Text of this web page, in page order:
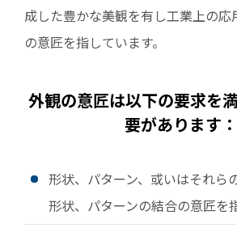
成した豊かな美観を有し工業上の応
の意匠を指しています。
外観の意匠は以下の要求を
要があります：
形状、パターン、或いはそれら
形状、パターンの結合の意匠を